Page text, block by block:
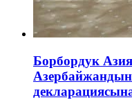
Борбордук